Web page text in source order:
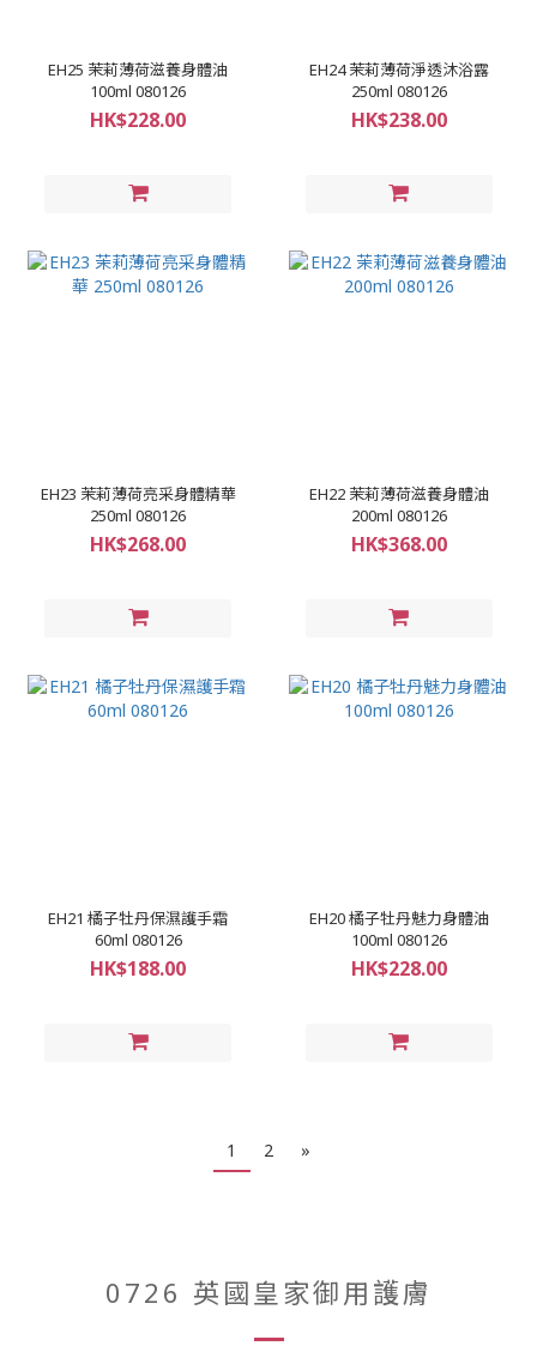
EH25 茉莉薄荷滋養身體油
100ml 080126
HK$228.00
EH24 茉莉薄荷淨透沐浴露
250ml 080126
HK$238.00
EH23 茉莉薄荷亮采身體精華
250ml 080126
HK$268.00
EH22 茉莉薄荷滋養身體油
200ml 080126
HK$368.00
EH21 橘子牡丹保濕護手霜
60ml 080126
HK$188.00
EH20 橘子牡丹魅力身體油
100ml 080126
HK$228.00
1 2 »
0726 英國皇家御用護膚